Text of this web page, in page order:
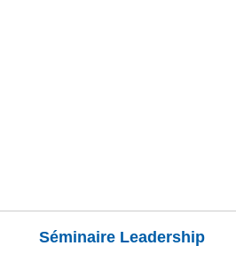
Séminaire Leadership